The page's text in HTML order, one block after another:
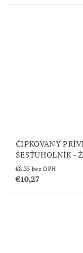
ČIPKOVANÝ
ŠESŤUHOLNÍK -
€8,35 bez DPH
€10,27